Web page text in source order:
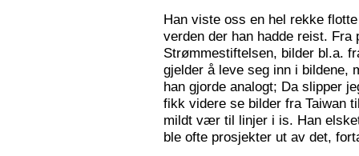
Han viste oss en hel rekke
verden der han hadde reist. Fra
Strømmestiftelsen, bilder bl.a.
gjelder å leve seg inn i bildene,
han gjorde analogt; Da slipper
fikk videre se bilder fra Taiwan
mildt vær til linjer i is. Han
ble ofte prosjekter ut av det,